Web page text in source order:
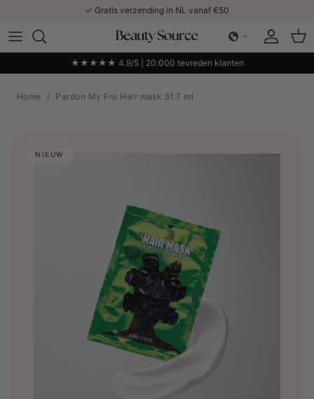
✓ Gratis verzending in NL vanaf €50
Account
★★★★★ 4.9/5 | 20.000 tevreden klanten
Home / Pardon My Fro Hair mask 51.7 ml
NIEUW